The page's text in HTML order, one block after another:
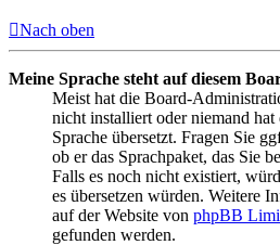
Nach oben
Meine Sprache steht auf diesem
Meist hat die Board-
nicht installiert oder niemand
Sprache übersetzt. Fragen Sie
ob er das Sprachpaket, das Sie
Falls es noch nicht existiert,
es übersetzen würden. Weitere
auf der Website von phpBB
gefunden werden.